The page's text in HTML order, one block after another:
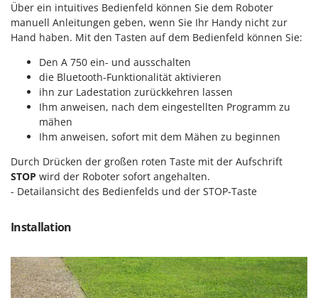
Über ein intuitives Bedienfeld können Sie dem Roboter
manuell Anleitungen geben, wenn Sie Ihr Handy nicht zur
Hand haben. Mit den Tasten auf dem Bedienfeld können Sie:
Den A 750 ein- und ausschalten
die Bluetooth-Funktionalität aktivieren
ihn zur Ladestation zurückkehren lassen
Ihm anweisen, nach dem eingestellten Programm zu
mähen
Ihm anweisen, sofort mit dem Mähen zu beginnen
Durch Drücken der großen roten Taste mit der Aufschrift
STOP wird der Roboter sofort angehalten.
- Detailansicht des Bedienfelds und der STOP-Taste
Installation